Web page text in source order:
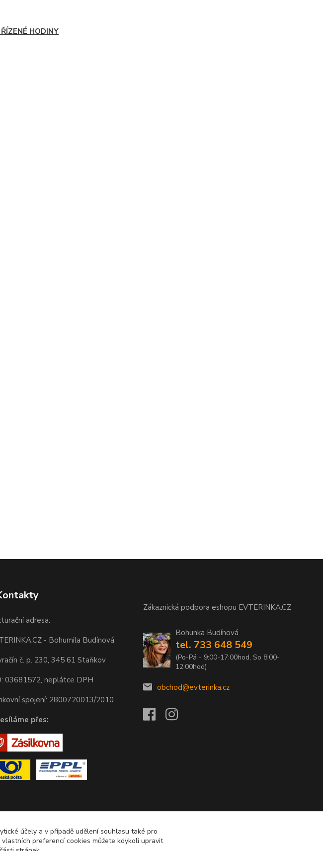
HODINY
adresa:
- Bohumila Budínová
č. p. 230, 345 61 Staňkov
03681572, neplátce DPH
spojení: 2800720013/2010
přes:
Zákaznická podpora eshopu EVTERINKA.CZ
Bohunka Budínová
tel. 733 648 549
(Po-Pá - 9:00-17:00hod, So 8:00-
12:00hod)
obchod@evterinka.cz
účely a v případě udělení souhlasu také pro
preferencí cookies můžete kdykoli upravit